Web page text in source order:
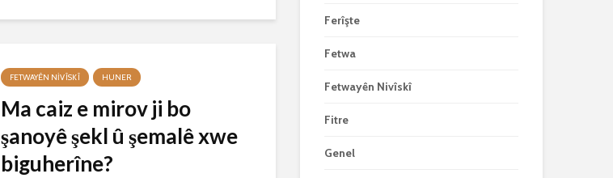
FETWAYÊN NIVÎSKÎ HUNER
Ma caiz e mirov ji bo
şanoyê şekl û şemalê xwe
biguherîne?
Ferîşte
Fetwa
Fetwayên Nivîskî
Fitre
Genel